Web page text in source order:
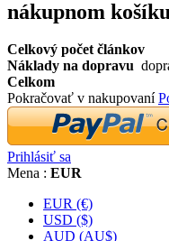
nákupnom
Celkový počet článkov
Náklady na dopravu
Celkom
Pokračovať v nakupovaní
Prihlásiť sa
Mena : EUR
EUR (€)
USD ($)
AUD (AU$)